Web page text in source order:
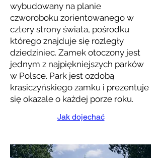
wybudowany na planie
czworoboku zorientowanego w
cztery strony świata, pośrodku
którego znajduje się rozległy
dziedziniec. Zamek otoczony jest
jednym z najpiękniejszych parków
w Polsce. Park jest ozdobą
krasiczyńskiego zamku i prezentuje
się okazale o każdej porze roku.
Jak dojechać